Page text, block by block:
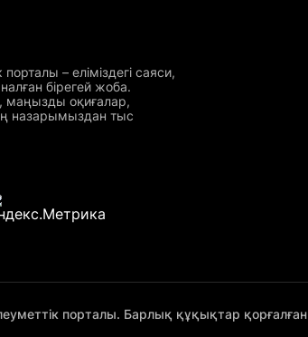
– еліміздегі саяси,
бірегей жоба.
маңызды оқиғалар,
назарымыздан тыс
порталы. Барлық құқықтар қорғалған